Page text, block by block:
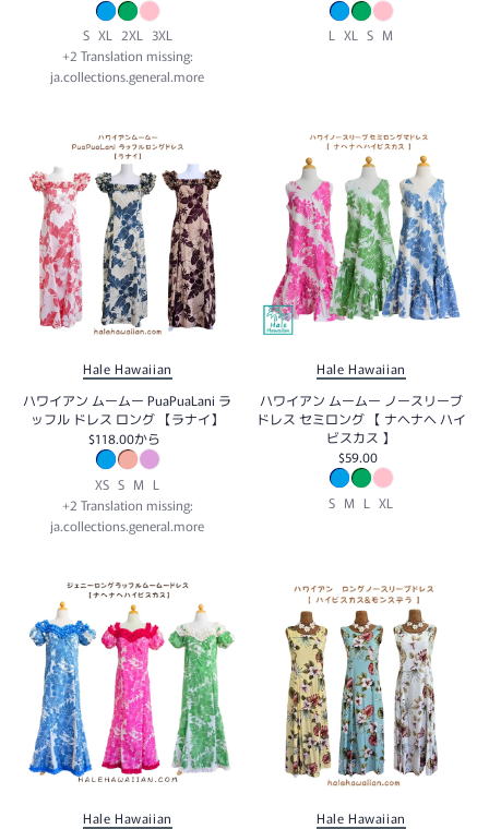
S XL 2XL
3XL
+2 Translation missing:
ja.collections.general.more
L XL S M
Hale Hawaiian
ハワイアン ムームー PuaPuaLani ラ
ッフル ドレス ロング 【ラナイ】
$118.00から
XS S M L
+2 Translation missing:
ja.collections.general.more
Hale Hawaiian
ハワイアン ムームー ノースリーブ
ドレス セミロング 【 ナヘナヘ ハイ
ビスカス 】
$59.00
S M L XL
Hale Hawaiian
Hale Hawaiian